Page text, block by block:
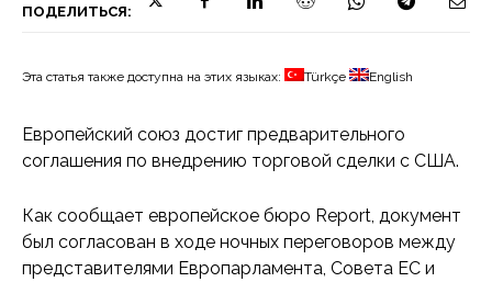
ПОДЕЛИТЬСЯ:
Эта статья также доступна на этих языках: Türkçe English
Европейский союз достиг предварительного
соглашения по внедрению торговой сделки с США.
Как сообщает европейское бюро Report, документ
был согласован в ходе ночных переговоров между
представителями Европарламента, Совета ЕС и